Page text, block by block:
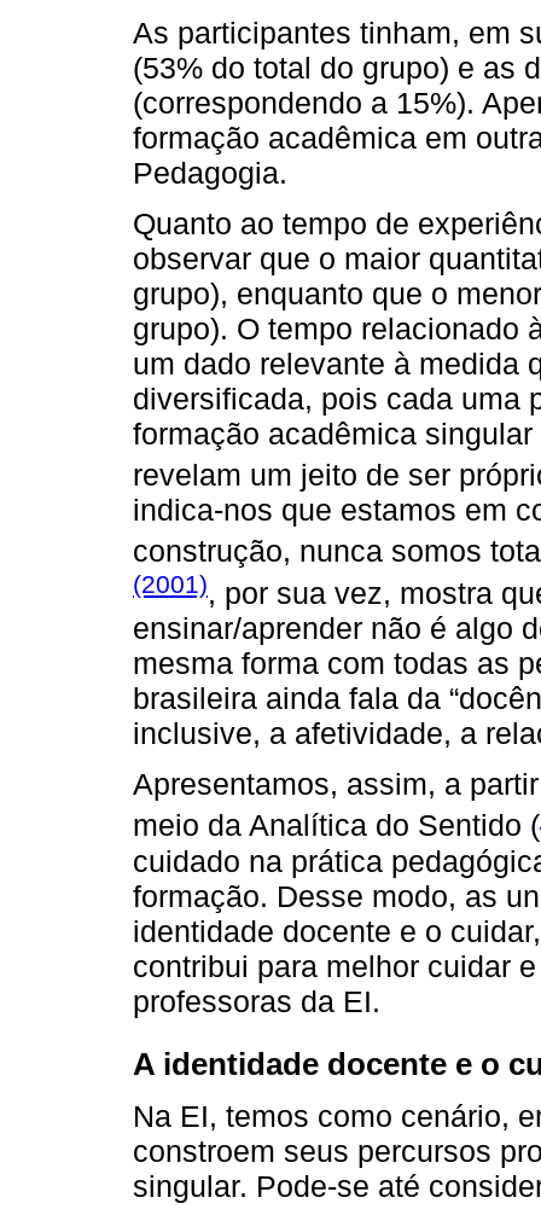
As participantes tinham, em
(53% do total do grupo) e as
(correspondendo a 15%).
formação acadêmica em
Pedagogia.
Quanto ao tempo de
observar que o maior
grupo), enquanto que o
grupo). O tempo relacionado
um dado relevante à medida
diversificada, pois cada uma
formação acadêmica
revelam um jeito de ser
indica-nos que estamos em
construção, nunca somos
(2001), por sua vez, mostra
ensinar/aprender não é algo
mesma forma com todas as
brasileira ainda fala da
inclusive, a afetividade, a
Apresentamos, assim, a
meio da Analítica do Sentido (
cuidado na prática
formação. Desse modo, as
identidade docente e o
contribui para melhor cuidar
professoras da EI.
A identidade docente e o
Na EI, temos como cenário,
constroem seus percursos
singular. Pode-se até